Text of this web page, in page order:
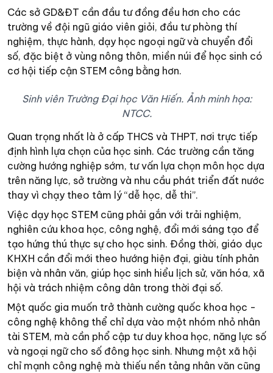
Các sở GD&ĐT cần đầu tư đồng đều hơn cho các
trường về đội ngũ giáo viên giỏi, đầu tư phòng thí
nghiệm, thực hành, dạy học ngoại ngữ và chuyển đổi
số, đặc biệt ở vùng nông thôn, miền núi để học sinh có
cơ hội tiếp cận STEM công bằng hơn.
Sinh viên Trường Đại học Văn Hiến. Ảnh minh họa:
NTCC.
Quan trọng nhất là ở cấp THCS và THPT, nơi trực tiếp
định hình lựa chọn của học sinh. Các trường cần tăng
cường hướng nghiệp sớm, tư vấn lựa chọn môn học dựa
trên năng lực, sở trường và nhu cầu phát triển đất nước
thay vì chạy theo tâm lý “dễ học, dễ thi”.
Việc dạy học STEM cũng phải gắn với trải nghiệm,
nghiên cứu khoa học, công nghệ, đổi mới sáng tạo để
tạo hứng thú thực sự cho học sinh. Đồng thời, giáo dục
KHXH cần đổi mới theo hướng hiện đại, giàu tính phản
biện và nhân văn, giúp học sinh hiểu lịch sử, văn hóa, xã
hội và trách nhiệm công dân trong thời đại số.
Một quốc gia muốn trở thành cường quốc khoa học -
công nghệ không thể chỉ dựa vào một nhóm nhỏ nhân
tài STEM, mà cần phổ cập tư duy khoa học, năng lực số
và ngoại ngữ cho số đông học sinh. Nhưng một xã hội
chỉ mạnh công nghệ mà thiếu nền tảng nhân văn cũng